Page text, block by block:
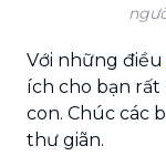
Với những điều
ích cho bạn rất
con. Chúc các
thư giãn.